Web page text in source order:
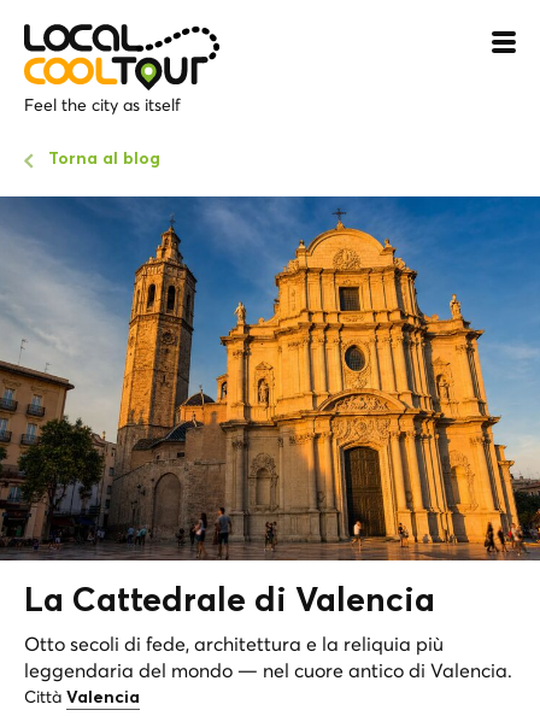
Feel the city as itself
Torna al blog
La Cattedrale di Valencia
Otto secoli di fede, architettura e la reliquia più
leggendaria del mondo — nel cuore antico di Valencia.
Città Valencia